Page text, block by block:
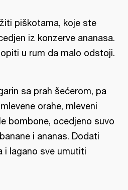
piškotama, koje ste
iz konzerve ananasa.
u rum da malo odstoji.
sa prah šećerom, pa
orahe, mleveni
bombone, ocedjeno suvo
i ananas. Dodati
i lagano sve umutiti